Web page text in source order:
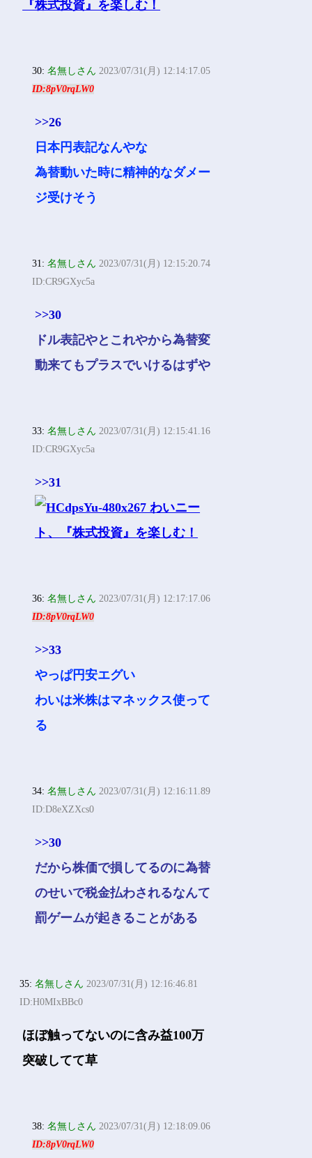
30:名無しさん 2023/07/31(月) 12:14:17.05
ID:8pV0rqLW0
>>26
日本円表記なんやな
為替動いた時に精神的なダメー
ジ受けそう
31:名無しさん 2023/07/31(月) 12:15:20.74
ID:CR9GXyc5a
>>30
ドル表記やとこれやから為替変
動来てもプラスでいけるはずや
33:名無しさん 2023/07/31(月) 12:15:41.16
ID:CR9GXyc5a
>>31
36:名無しさん 2023/07/31(月) 12:17:17.06
ID:8pV0rqLW0
>>33
やっぱ円安エグい
わいは米株はマネックス使って
る
34:名無しさん 2023/07/31(月) 12:16:11.89
ID:D8eXZXcs0
>>30
だから株価で損してるのに為替
のせいで税金払わされるなんて
罰ゲームが起きることがある
35:名無しさん 2023/07/31(月) 12:16:46.81
ID:H0MIxBBc0
ほぼ触ってないのに含み益100万
突破してて草
38:名無しさん 2023/07/31(月) 12:18:09.06
ID:8pV0rqLW0